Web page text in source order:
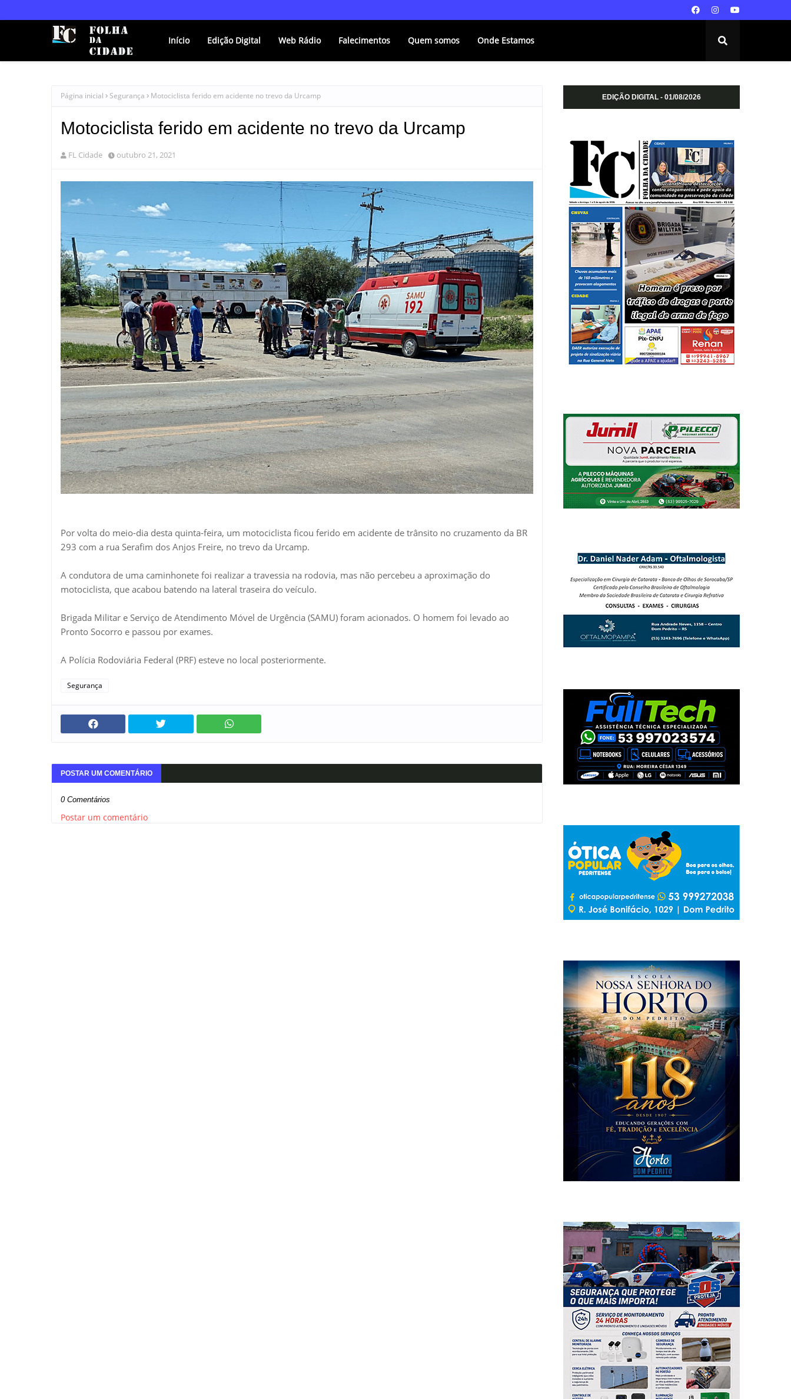
Início Edição Digital Web Rádio Falecimentos Quem somos Onde Estamos
Página inicial Segurança Motociclista ferido em acidente no trevo da Urcamp
Motociclista ferido em acidente no trevo da Urcamp
FL Cidade outubro 21, 2021
Por volta do meio-dia desta quinta-feira, um motociclista ficou ferido em acidente de trânsito no cruzamento da BR
293 com a rua Serafim dos Anjos Freire, no trevo da Urcamp.
A condutora de uma caminhonete foi realizar a travessia na rodovia, mas não percebeu a aproximação do
motociclista, que acabou batendo na lateral traseira do veículo.
Brigada Militar e Serviço de Atendimento Móvel de Urgência (SAMU) foram acionados. O homem foi levado ao
Pronto Socorro e passou por exames.
A Polícia Rodoviária Federal (PRF) esteve no local posteriormente.
Segurança
POSTAR UM COMENTÁRIO
0 Comentários
Postar um comentário
EDIÇÃO DIGITAL - 01/08/2026